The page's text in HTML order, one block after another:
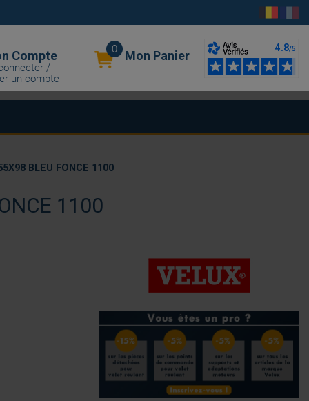
Compte
/
un compte
0 Mon Panier
1100
BLEU FONCE 1100